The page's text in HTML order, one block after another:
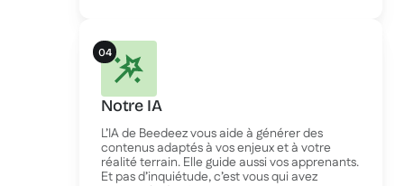
04
Notre IA
L’IA de Beedeez vous aide à générer des
contenus adaptés à vos enjeux et à votre
réalité terrain. Elle guide aussi vos apprenants.
Et pas d’inquiétude, c’est vous qui avez